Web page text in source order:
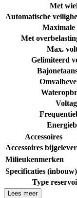
Met
Automatische
Met
Max.
Gelimiteerd
Accessoires
Accessoires
Milieukenmerken
Specificaties
Type
Lees meer